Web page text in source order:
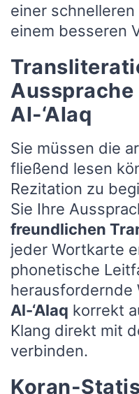
einer
einem besseren
Aussprache
Al-‘Alaq
Sie müssen die
fließend lesen
Rezitation zu
Sie Ihre
freundlichen
jeder Wortkarte
phonetische
herausfordernde
Al-‘Alaq korrekt
Klang direkt mit
verbinden.
Koran-